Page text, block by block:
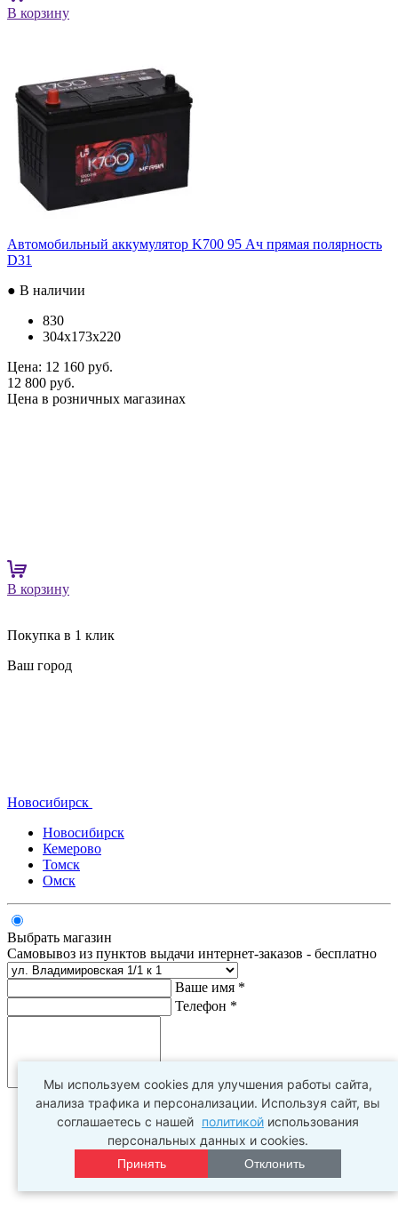
В корзину
Автомобильный аккумулятор K700 95 Ач прямая полярность
D31
● В наличии
830
304x173x220
Цена: 12 160 руб.
12 800 руб.
Цена в розничных магазинах
В корзину
Покупка в 1 клик
Ваш город
Новосибирск
Новосибирск
Кемерово
Томск
Омск
Выбрать магазин
Самовывоз из пунктов выдачи интернет-заказов - бесплатно
Ваше имя *
Телефон *
Комментарий
Мы используем cookies для улучшения работы сайта,
анализа трафика и персонализации. Используя сайт, вы
соглашаетесь с нашей политикой использования
персональных данных и cookies.
Принять Отклонить